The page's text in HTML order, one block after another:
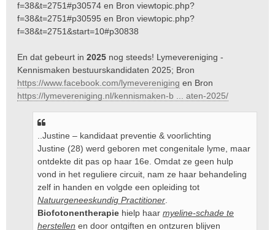
f=38&t=2751#p30574 en Bron viewtopic.php?
f=38&t=2751#p30595 en Bron viewtopic.php?
f=38&t=2751&start=10#p30838
En dat gebeurt in 2025 nog steeds! Lymevereniging -
Kennismaken bestuurskandidaten 2025; Bron
https://www.facebook.com/lymevereniging en Bron
https://lymevereniging.nl/kennismaken-b ... aten-2025/
..Justine – kandidaat preventie & voorlichting
Justine (28) werd geboren met congenitale lyme, maar
ontdekte dit pas op haar 16e. Omdat ze geen hulp
vond in het reguliere circuit, nam ze haar behandeling
zelf in handen en volgde een opleiding tot
Natuurgeneeskundig Practitioner
Biofotonentherapie hielp haar myeline-schade te
herstellen en door ontgiften en ontzuren blijven